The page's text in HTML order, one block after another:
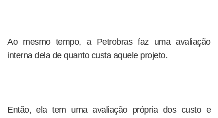
Ao mesmo tempo, a Petrobras faz uma avaliação
interna dela de quanto custa aquele projeto.
Então, ela tem uma avaliação própria dos custo e